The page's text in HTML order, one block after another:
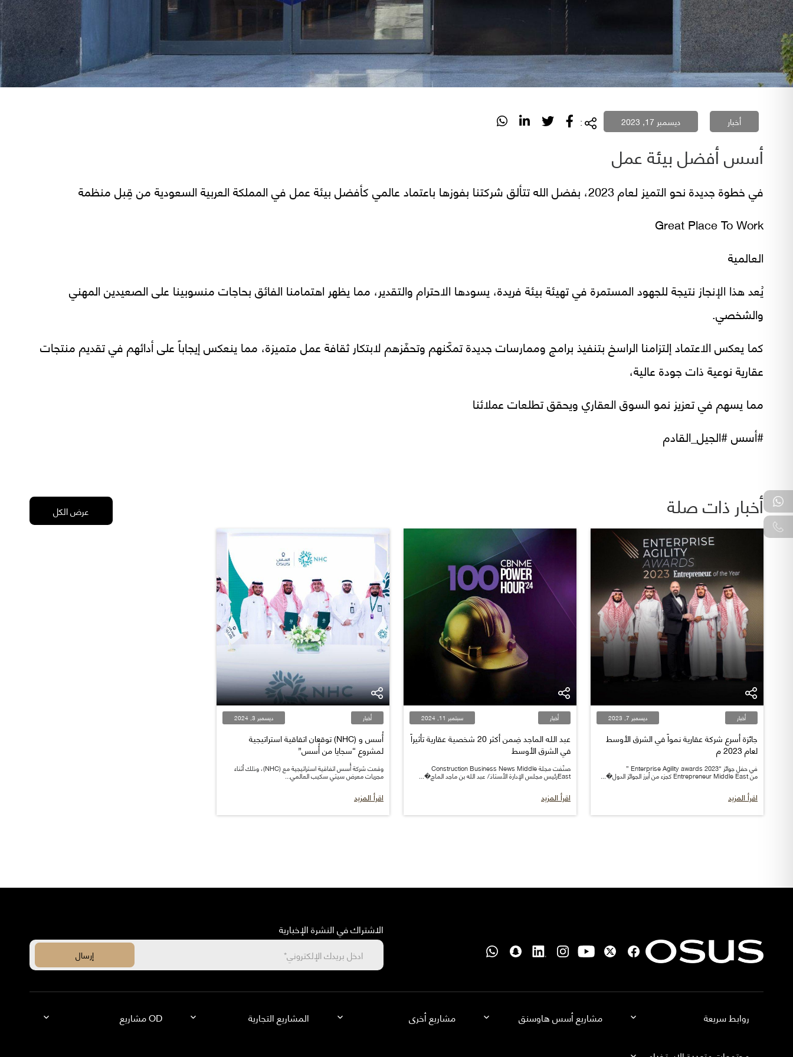
أخبار ديسمبر 17, 2023 :
أسس أفضل بيئة عمل
في خطوة جديدة نحو التميز لعام 2023، بفضل الله تتألق شركتنا بفوزها باعتماد عالمي كأفضل بيئة عمل في المملكة العربية السعودية من قِبل منظمة
Great Place To Work
العالمية
يُعد هذا الإنجاز نتيجة للجهود المستمرة في تهيئة بيئة فريدة، يسودها الاحترام والتقدير، مما يظهر اهتمامنا الفائق بحاجات منسوبينا على الصعيدين المهني
والشخصي.
كما يعكس الاعتماد إلتزامنا الراسخ بتنفيذ برامج وممارسات جديدة تمكّنهم وتحفّزهم لابتكار ثقافة عمل متميزة، مما ينعكس إيجاباً على أدائهم في تقديم منتجات
عقارية نوعية ذات جودة عالية،
مما يسهم في تعزيز نمو السوق العقاري ويحقق تطلعات عملائنا
#أسس #الجيل_القادم
أخبار ذات صلة عرض الكل
أخبار ديسمبر 7, 2023
جائزة أسرع شركة عقارية نمواً في الشرق الأوسط
لعام 2023 م
في حفل جوائز “Enterprise Agility awards 2023 ”
من Entrepreneur Middle East كجزء من أبرز الجوائز الدول�...
اقرأ المزيد
أخبار سبتمبر 11, 2024
عبد الله الماجد ضِمن أكثر 20 شخصية عقارية تأثيراً
في الشرق الأوسط
صنَّفت مجلة Construction Business News Middle
Eastرئيس مجلس الإدارة الأستاذ/ عبد الله بن ماجد الماج�...
اقرأ المزيد
أخبار ديسمبر 3, 2024
أُسس و (NHC) توقعان اتفاقية استراتيجية
لمشروع “سجايا من أُسس”
وقعت شركة أُسس اتفاقية استراتيجية مع (NHC)، وذلك أثناء
مجريات معرض سيتي سكيب العالمي...
اقرأ المزيد
الاشتراك في النشرة الإخبارية
روابط سريعة مشاريع أسس هاوسنق مشاريع أخرى المشاريع التجارية OD مشاريع